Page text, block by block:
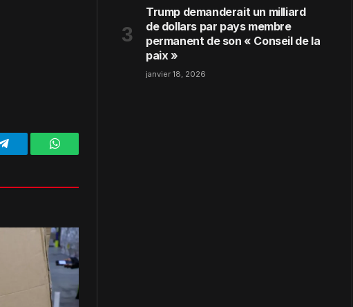
Telegram WhatsApp
Trump demanderait un milliard
de dollars par pays membre
permanent de son « Conseil de la
paix »
janvier 18, 2026